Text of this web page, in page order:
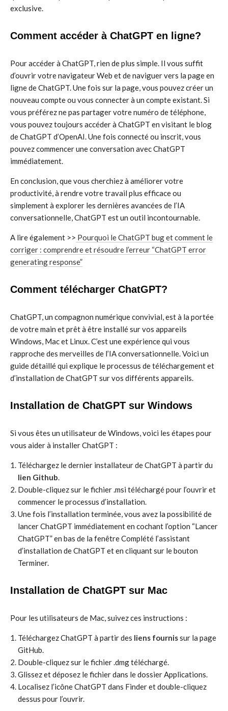
exclusive.
Comment accéder à ChatGPT en ligne?
Pour accéder à ChatGPT, rien de plus simple. Il vous suffit
d’ouvrir votre navigateur Web et de naviguer vers la page en
ligne de ChatGPT. Une fois sur la page, vous pouvez créer un
nouveau compte ou vous connecter à un compte existant. Si
vous préférez ne pas partager votre numéro de téléphone,
vous pouvez toujours accéder à ChatGPT en visitant le blog
de ChatGPT d’OpenAI. Une fois connecté ou inscrit, vous
pouvez commencer une conversation avec ChatGPT
immédiatement.
En conclusion, que vous cherchiez à améliorer votre
productivité, à rendre votre travail plus efficace ou
simplement à explorer les dernières avancées de l’IA
conversationnelle, ChatGPT est un outil incontournable.
A lire également >> Pourquoi le ChatGPT bug et comment le
corriger : comprendre et résoudre l’erreur “ChatGPT error
generating response”
Comment télécharger ChatGPT?
ChatGPT, un compagnon numérique convivial, est à la portée
de votre main et prêt à être installé sur vos appareils
Windows, Mac et Linux. C’est une expérience qui vous
rapproche des merveilles de l’IA conversationnelle. Voici un
guide détaillé qui explique le processus de téléchargement et
d’installation de ChatGPT sur vos différents appareils.
Installation de ChatGPT sur Windows
Si vous êtes un utilisateur de Windows, voici les étapes pour
vous aider à installer ChatGPT :
Téléchargez le dernier installateur de ChatGPT à partir du
lien Github
Double-cliquez sur le fichier .msi téléchargé pour l’ouvrir et
commencer le processus d’installation.
Une fois l’installation terminée, vous avez la possibilité de
lancer ChatGPT immédiatement en cochant l’option “Lancer
ChatGPT” en bas de la fenêtre Complété l’assistant
d’installation de ChatGPT et en cliquant sur le bouton
Terminer.
Installation de ChatGPT sur Mac
Pour les utilisateurs de Mac, suivez ces instructions :
Téléchargez ChatGPT à partir des liens fournissur la page
GitHub.
Double-cliquez sur le fichier .dmg téléchargé.
Glissez et déposez le fichier dans le dossier Applications.
Localisez l’icône ChatGPT dans Finder et double-cliquez
dessus pour l’ouvrir.